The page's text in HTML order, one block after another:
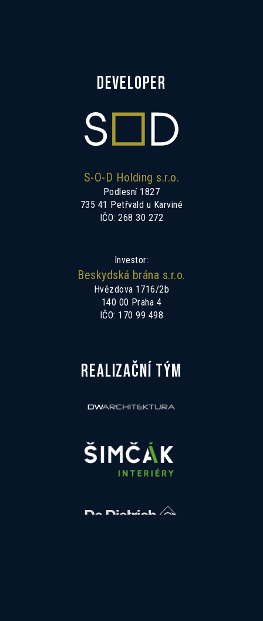
REALIZAČNÍ TÝM
DEVELOPER
S-O-D Holding s.r.o.
Podlesní 1827
735 41 Petřvald u Karviné
IČO: 268 30 272
Investor:
Beskydská brána s.r.o.
Hvězdova 1716/2b
140 00 Praha 4
IČO: 170 99 498